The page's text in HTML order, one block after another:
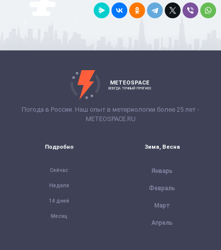
METEOSPACE
ВСЕГДА ТОЧНЫЙ ПРОГНОЗ
Погода в России. Наш опыт в метериологии более 25 лет -
METEOSPACE.RU
Подробно
Сейчас
Неделя
14 дней
Месяц
Зима, Весна
Январь
Февраль
Март
Апрель